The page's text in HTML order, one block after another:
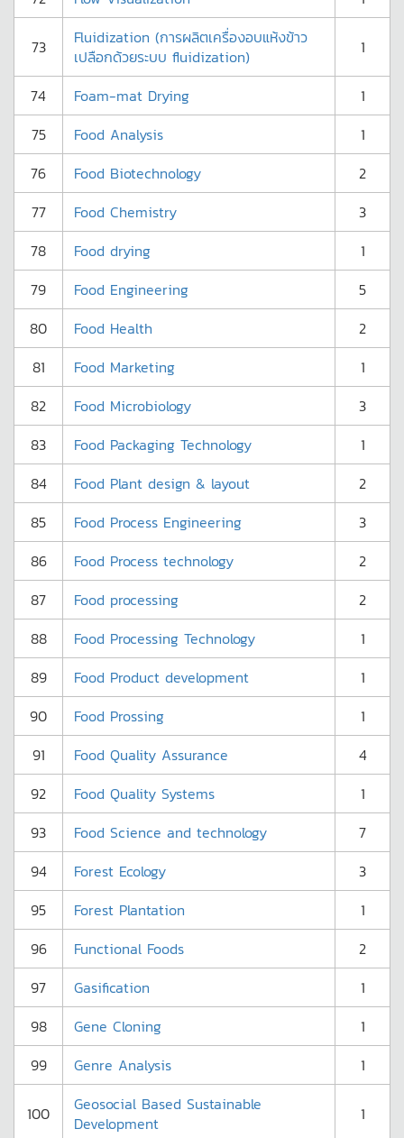
73
Fluidization (การผลิตเครื่องอบแห้งข้าว
เปลือกด้วยระบบ fluidization)
1
74 Foam-mat Drying
1
75
Food Analysis
1
76
Food Biotechnology
2
77
Food Chemistry
3
78
Food drying
1
79
Food Engineering
5
80
Food Health
2
81
Food Marketing
1
82
Food Microbiology
3
83
Food Packaging Technology
1
84
Food Plant design & layout
2
85
Food Process Engineering
3
86
Food Process technology
2
87
Food processing
2
88
Food Processing Technology
1
89
Food Product development
1
90
Food Prossing
1
91
Food Quality Assurance
4
92
Food Quality Systems
1
93
Food Science and technology
7
94
Forest Ecology
3
95
Forest Plantation
1
96
Functional Foods
2
97
Gasification
1
98
Gene Cloning
1
99
Genre Analysis 1
100
Geosocial Based Sustainable
Development
1